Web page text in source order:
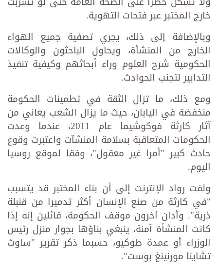
خارج المختبر عبر فتحات التهوية.
وبالإضافة إلى ذلك، يجري تصفية جميع الهواء
الخارج من المنشأة، ويحاول الباحثون والوكالات
الحكومية شرح العلوم وراء أبحاثهم وكيفية تنفيذ
التدابير لتجنب الحوادث.
ومع ذلك، ما تزال الثقة في تطمينات الحكومة
منخفضة في اليابان، حيث ما يزال الشعب يعاني من
آثار كارثة فوكوشيما عام 2011، عندما وعدت
الحكومات المتعاقبة بسلامة المنشآت واعتبرت وقوع
حادث كبير "أمرا غير معقول"، وفقا لموقع روسيا
اليوم.
ولفت رواد الإنترنت إلى أن بناء المختبر قد يتسبب
"في كارثة من صنع الإنسان أكثر تدميرا من قنبلة
ذرية". وأدان آخرون موقف الحكومة، قائلين إنه إذا
كانت المنشأة آمنة، ينبغي بناؤها بجوار منزل رئيس
الوزراء أو عمدة طوكيو، حسبما ذكر تقرير "ساوث
تشاينا مورنينغ بوست".